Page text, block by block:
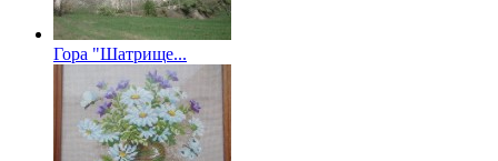
Гора "Шатрище...